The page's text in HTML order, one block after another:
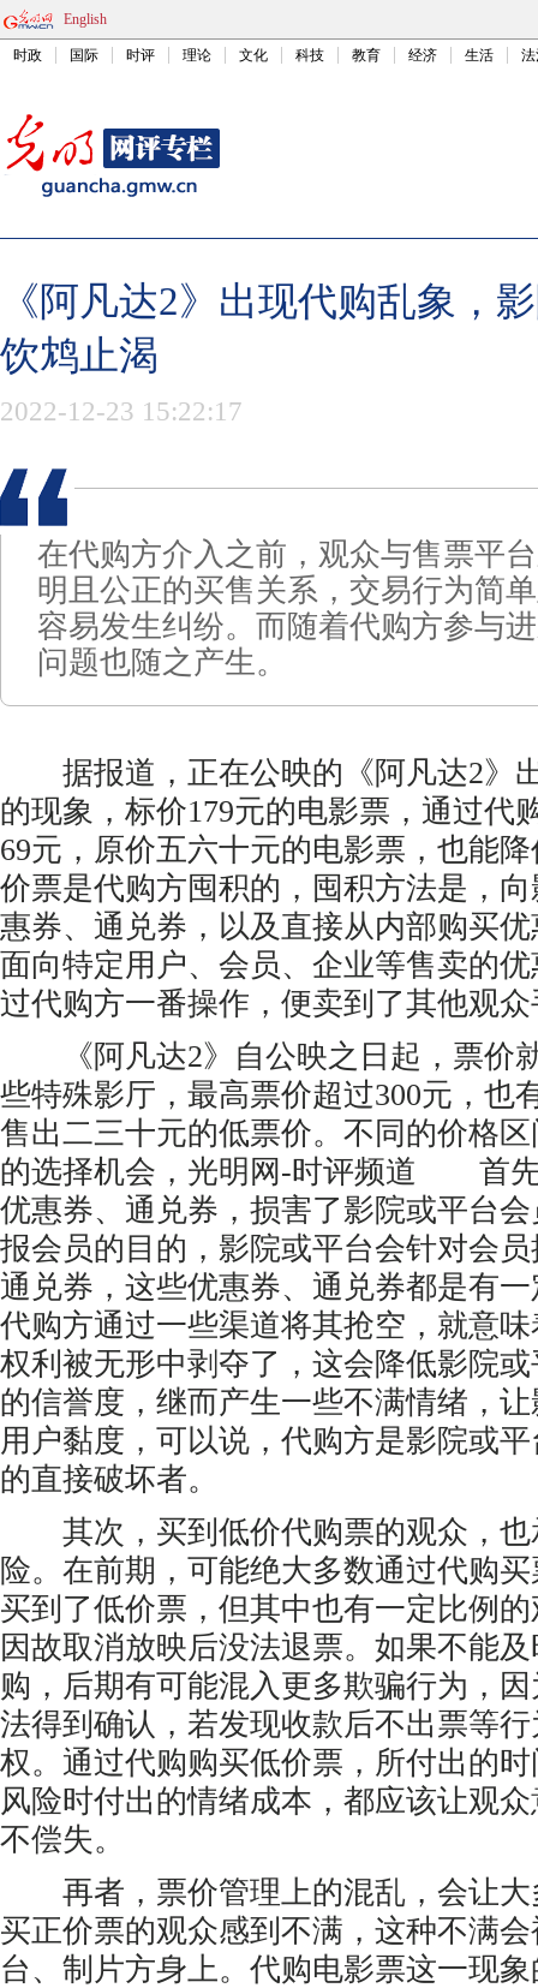
English
时政 国际 时评 理论 文化 科技 教育 经济 生活
《阿凡达2》出现代购乱象，
饮鸩止渴
2022-12-23 15:22:17
在代购方介入之前，观众与售票平
明且公正的买售关系，交易行为简
容易发生纠纷。而随着代购方参与
问题也随之产生。
据报道，正在公映的《阿凡达2》
的现象，标价179元的电影票，通过代
69元，原价五六十元的电影票，也能
价票是代购方囤积的，囤积方法是，
惠券、通兑券，以及直接从内部购买
面向特定用户、会员、企业等售卖的
过代购方一番操作，便卖到了其他观
《阿凡达2》自公映之日起，票价
些特殊影厅，最高票价超过300元，也
售出二三十元的低票价。不同的价格
的选择机会，光明网-时评频道 首先
优惠券、通兑券，损害了影院或平台
报会员的目的，影院或平台会针对会
通兑券，这些优惠券、通兑券都是有
代购方通过一些渠道将其抢空，就意
权利被无形中剥夺了，这会降低影院
的信誉度，继而产生一些不满情绪，
用户黏度，可以说，代购方是影院或
的直接破坏者。
其次，买到低价代购票的观众，也
险。在前期，可能绝大多数通过代购
买到了低价票，但其中也有一定比例
因故取消放映后没法退票。如果不能
购，后期有可能混入更多欺骗行为，
法得到确认，若发现收款后不出票等
权。通过代购购买低价票，所付出的
风险时付出的情绪成本，都应该让观
不偿失。
再者，票价管理上的混乱，会让大
买正价票的观众感到不满，这种不满
台、制片方身上。代购电影票这一现